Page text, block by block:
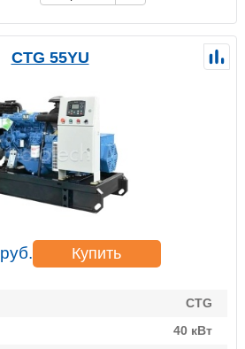
CTG 55YU
руб. Купить
CTG
40 кВт